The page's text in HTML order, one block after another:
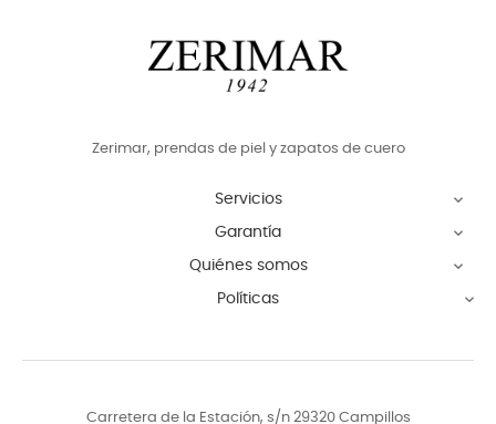
Zerimar, prendas de piel y zapatos de cuero
Servicios 
Garantía 
Quiénes somos 
Políticas 
Carretera de la Estación, s/n 29320 Campillos